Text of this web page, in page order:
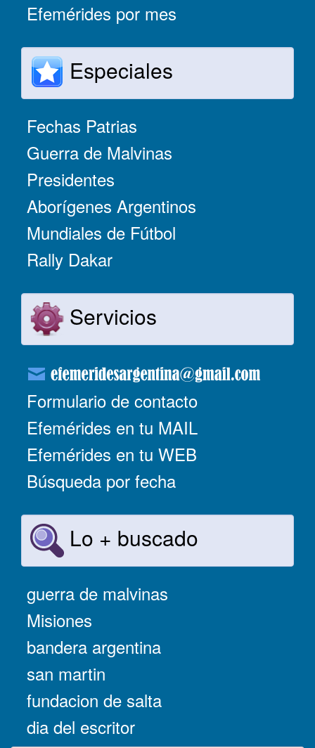
Efemérides por mes
Especiales
Fechas Patrias
Guerra de Malvinas
Presidentes
Aborígenes Argentinos
Mundiales de Fútbol
Rally Dakar
Servicios
Formulario de contacto
Efemérides en tu MAIL
Efemérides en tu WEB
Búsqueda por fecha
Lo + buscado
guerra de malvinas
Misiones
bandera argentina
san martin
fundacion de salta
dia del escritor